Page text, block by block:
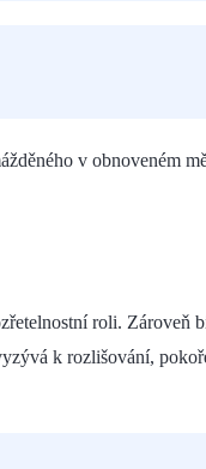
v obnoveném
roli. Zároveň
k rozlišování,